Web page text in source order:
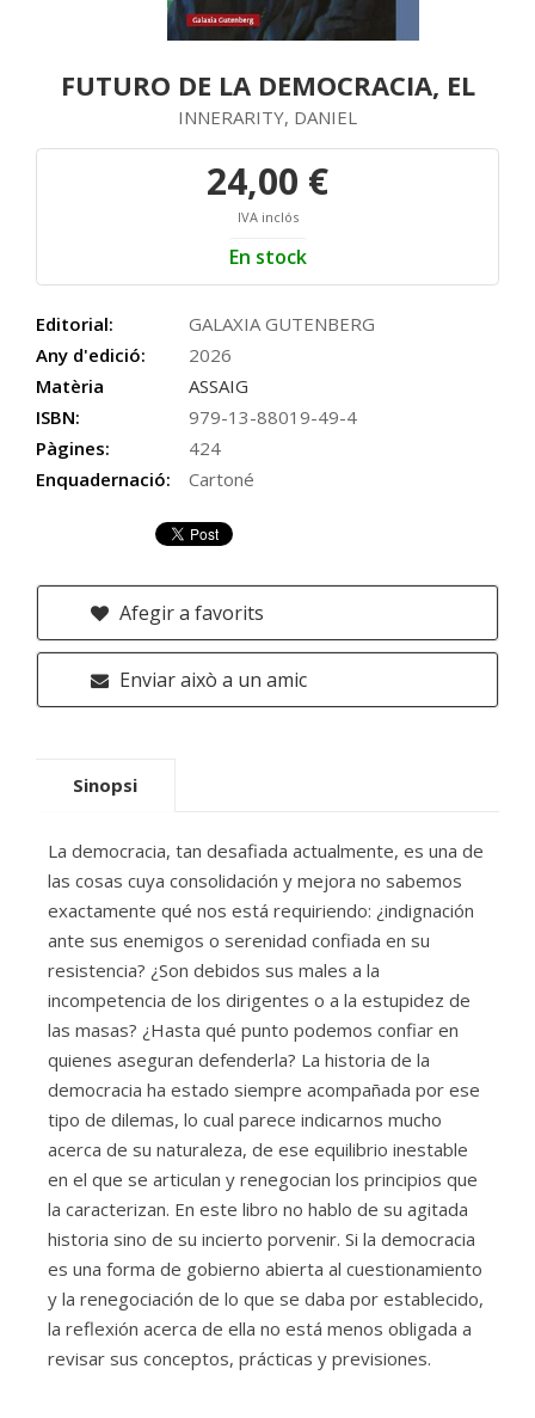
FUTURO DE LA DEMOCRACIA, EL
INNERARITY, DANIEL
24,00 €
IVA inclós
En stock
Editorial:
GALAXIA GUTENBERG
Any d'edició:
2026
Matèria
ASSAIG
ISBN:
979-13-88019-49-4
Pàgines:
424
Enquadernació:
Cartoné
Afegir a favorits
Enviar això a un amic
Sinopsi
La democracia, tan desafiada actualmente, es una de
las cosas cuya consolidación y mejora no sabemos
exactamente qué nos está requiriendo: ¿indignación
ante sus enemigos o serenidad confiada en su
resistencia? ¿Son debidos sus males a la
incompetencia de los dirigentes o a la estupidez de
las masas? ¿Hasta qué punto podemos confiar en
quienes aseguran defenderla? La historia de la
democracia ha estado siempre acompañada por ese
tipo de dilemas, lo cual parece indicarnos mucho
acerca de su naturaleza, de ese equilibrio inestable
en el que se articulan y renegocian los principios que
la caracterizan. En este libro no hablo de su agitada
historia sino de su incierto porvenir. Si la democracia
es una forma de gobierno abierta al cuestionamiento
y la renegociación de lo que se daba por establecido,
la reflexión acerca de ella no está menos obligada a
revisar sus conceptos, prácticas y previsiones.